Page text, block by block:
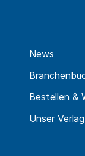
News
Bestellen &
Unser Verlag